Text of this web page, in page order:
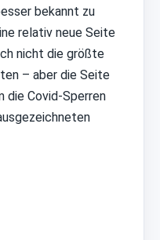
bekannt zu
relativ neue Seite
nicht die größte
– aber die Seite
die Covid-Sperren